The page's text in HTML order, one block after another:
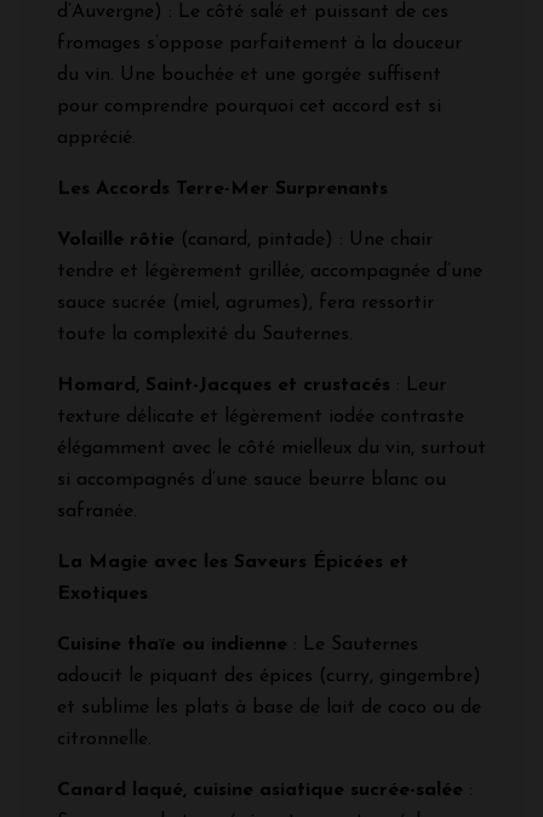
d’Auvergne) : Le côté salé et puissant de ces
fromages s’oppose parfaitement à la douceur
du vin. Une bouchée et une gorgée suffisent
pour comprendre pourquoi cet accord est si
apprécié.
Les Accords Terre-Mer Surprenants
Volaille rôtie (canard, pintade) : Une chair
tendre et légèrement grillée, accompagnée d’une
sauce sucrée (miel, agrumes), fera ressortir
toute la complexité du Sauternes.
Homard, Saint-Jacques et crustacés : Leur
texture délicate et légèrement iodée contraste
élégamment avec le côté mielleux du vin, surtout
si accompagnés d’une sauce beurre blanc ou
safranée.
La Magie avec les Saveurs Épicées et
Exotiques
Cuisine thaïe ou indienne : Le Sauternes
adoucit le piquant des épices (curry, gingembre)
et sublime les plats à base de lait de coco ou de
citronnelle.
Canard laqué, cuisine asiatique sucrée-salée :